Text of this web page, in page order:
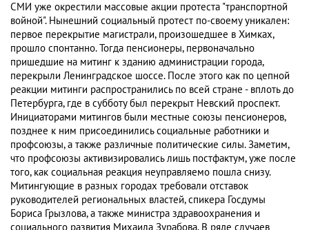
СМИ уже окрестили массовые акции протеста "транспортной
войной". Нынешний социальный протест по-своему уникален:
первое перекрытие магистрали, произошедшее в Химках,
прошло спонтанно. Тогда пенсионеры, первоначально
пришедшие на митинг к зданию администрации города,
перекрыли Ленинградское шоссе. После этого как по цепной
реакции митинги распространились по всей стране - вплоть до
Петербурга, где в субботу был перекрыт Невский проспект.
Инициаторами митингов были местные союзы пенсионеров,
позднее к ним присоединились социальные работники и
профсоюзы, а также различные политические силы. Заметим,
что профсоюзы активизировались лишь постфактум, уже после
того, как социальная реакция неуправляемо пошла снизу.
Митингующие в разных городах требовали отставок
руководителей региональных властей, спикера Госдумы
Бориса Грызлова, а также министра здравоохранения и
социального развития Михаила Зурабова. В ряде случаев